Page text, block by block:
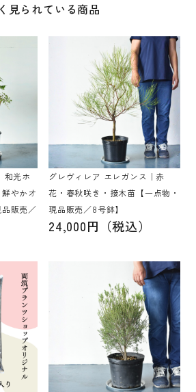
見られている商品
和光ホ
やかオ
販売／
グレヴィレア エレガンス｜赤
花・春秋咲き・接木苗【一点物・
現品販売／8号鉢】
24,000円（税込）